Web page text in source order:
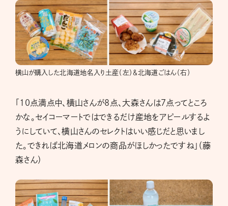
横山が購入した北海道地名入り土産（左）＆北海道ごはん（右）
「10点満点中、横山さんが8点、大森さんは7点ってところ
かな。セイコーマートではできるだけ産地をアピールするよ
うにしていて、横山さんのセレクトはいい感じだと思いまし
た。できれば北海道メロンの商品がほしかったですね」（藤
森さん）